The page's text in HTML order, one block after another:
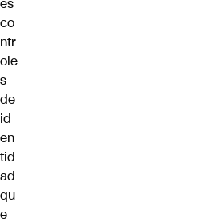
co
ntr
ole
s
de
id
en
tid
ad
qu
e